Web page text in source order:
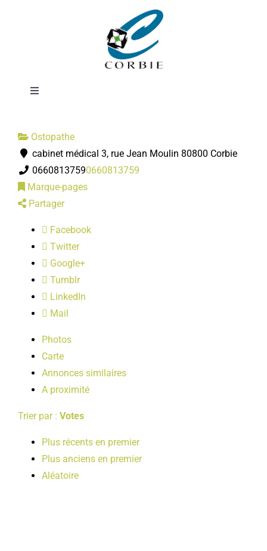
Toggle
DÉMARCHES ADMINISTRATIVES
SERVICES MUNICIPAUX
PRATIQUE
LOISIRS
PUBLICATIONS
Adeline
LECHEMIA-SENCE
Ostopathe
cabinet médical 3, rue Jean Moulin 80800 Corbie
06608137590660813759
Marque-pages
Partager
Facebook
Twitter
Google+
Tumblr
LinkedIn
Mail
Photos
Carte
Annonces similaires
A proximité
Trier par : Votes
Plus récents en premier
Plus anciens en premier
Aléatoire